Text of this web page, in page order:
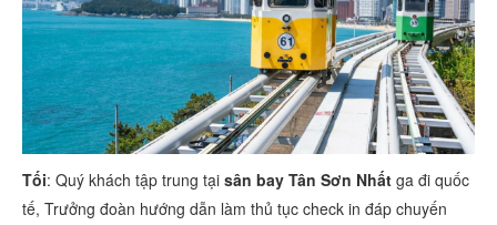
Tối: Quý khách tập trung tại sân bay Tân Sơn Nhất ga đi quốc
tế, Trưởng đoàn hướng dẫn làm thủ tục check in đáp chuyến